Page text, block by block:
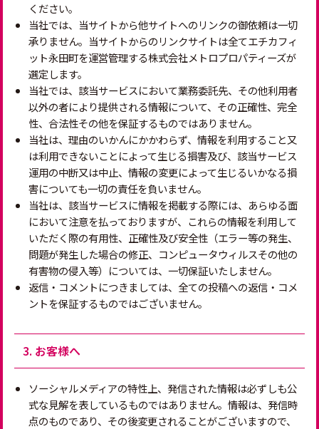
ください。
当社では、当サイトから他サイトへのリンクの御依頼は一切
承りません。当サイトからのリンクサイトは全てエチカフィ
ット永田町を運営管理する株式会社メトロプロパティーズが
選定します。
当社では、該当サービスにおいて業務委託先、その他利用者
以外の者により提供される情報について、その正確性、完全
性、合法性その他を保証するものではありません。
当社は、理由のいかんにかかわらず、情報を利用すること又
は利用できないことによって生じる損害及び、該当サービス
運用の中断又は中止、情報の変更によって生じるいかなる損
害についても一切の責任を負いません。
当社は、該当サービスに情報を掲載する際には、あらゆる面
において注意を払っておりますが、これらの情報を利用して
いただく際の有用性、正確性及び安全性（エラー等の発生、
問題が発生した場合の修正、コンピュータウィルスその他の
有害物の侵入等）については、一切保証いたしません。
返信・コメントにつきましては、全ての投稿への返信・コメ
ントを保証するものではございません。
3. お客様へ
ソーシャルメディアの特性上、発信された情報は必ずしも公
式な見解を表しているものではありません。情報は、発信時
点のものであり、その後変更されることがございますので、